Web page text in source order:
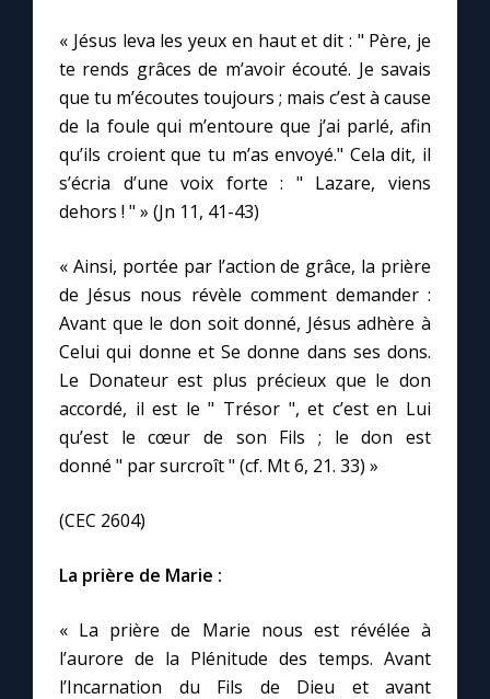
Une neuvaine
À la une
1000 Raisons de Croire
Chapelet pour le monde
Contact
Faire un don
Marie de Nazareth
« Jésus leva les yeux en haut et dit : " Père, je
te rends grâces de m’avoir écouté. Je savais
que tu m’écoutes toujours ; mais c’est à cause
de la foule qui m’entoure que j’ai parlé, afin
qu’ils croient que tu m’as envoyé." Cela dit, il
s’écria d’une voix forte : " Lazare, viens
dehors ! " » (Jn 11, 41-43)
« Ainsi, portée par l’action de grâce, la prière
de Jésus nous révèle comment demander :
Avant que le don soit donné, Jésus adhère à
Celui qui donne et Se donne dans ses dons.
Le Donateur est plus précieux que le don
accordé, il est le " Trésor ", et c’est en Lui
qu’est le cœur de son Fils ; le don est
donné " par surcroît " (cf. Mt 6, 21. 33) »
(CEC 2604)
La prière de Marie :
« La prière de Marie nous est révélée à
l’aurore de la Plénitude des temps. Avant
l’Incarnation du Fils de Dieu et avant